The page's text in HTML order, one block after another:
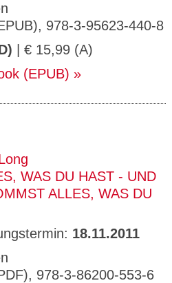
978-3-95623-440-8
| € 15,99 (A)
(EPUB)
WAS DU HAST - UND
ALLES, WAS DU
18.11.2011
978-3-86200-553-6